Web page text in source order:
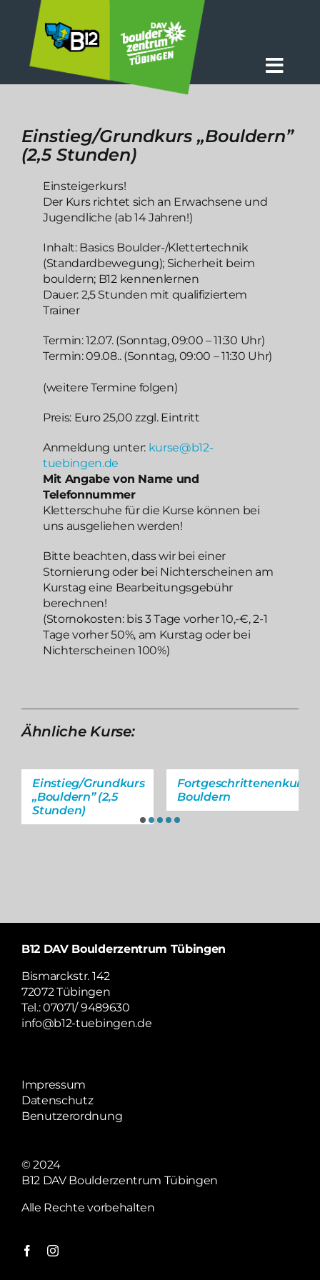
springen
Das B12
Kurse
Info
Einstieg/Grundkurs „Bouldern”
(2,5 Stunden)
Einsteigerkurs!
Der Kurs richtet sich an Erwachsene und
Jugendliche (ab 14 Jahren!)
Inhalt: Basics Boulder-/Klettertechnik
(Standardbewegung); Sicherheit beim
bouldern; B12 kennenlernen
Dauer: 2,5 Stunden mit qualifiziertem
Trainer
Termin: 12.07. (Sonntag, 09:00 – 11:30 Uhr)
Termin: 09.08.. (Sonntag, 09:00 – 11:30 Uhr)
(weitere Termine folgen)
Preis: Euro 25,00 zzgl. Eintritt
Anmeldung unter: kurse@b12-
tuebingen.de
Mit Angabe von Name und
Telefonnummer
Kletterschuhe für die Kurse können bei
uns ausgeliehen werden!
Bitte beachten, dass wir bei einer
Stornierung oder bei Nichterscheinen am
Kurstag eine Bearbeitungsgebühr
berechnen!
(Stornokosten: bis 3 Tage vorher 10,-€, 2-1
Tage vorher 50%, am Kurstag oder bei
Nichterscheinen 100%)
Ähnliche Kurse:
Einstieg/Grundkurs
„Bouldern” (2,5
Stunden)
Fortgeschrittenenkurs
Bouldern
B12 DAV Boulderzentrum Tübingen
Bismarckstr. 142
72072 Tübingen
Tel.: 07071/ 9489630
info@b12-tuebingen.de
Impressum
Datenschutz
Benutzerordnung
© 2024
B12 DAV Boulderzentrum Tübingen
Alle Rechte vorbehalten